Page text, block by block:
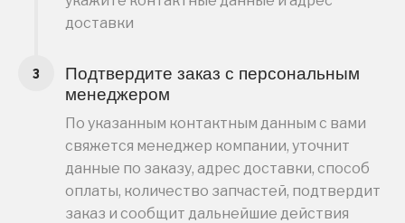
доставки
Подтвердите заказ с персональным
менеджером
По указанным контактным данным с вами
свяжется менеджер компании, уточнит
данные по заказу, адрес доставки, способ
оплаты, количество запчастей, подтвердит
заказ и сообщит дальнейшие действия